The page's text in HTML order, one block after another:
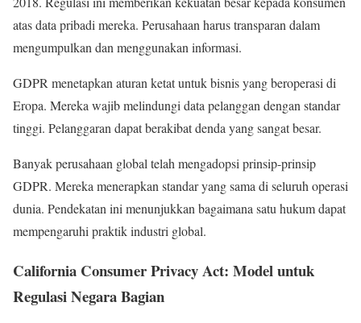
atas data pribadi mereka. Perusahaan harus transparan dalam
mengumpulkan dan menggunakan informasi.
GDPR menetapkan aturan ketat untuk bisnis yang beroperasi di
Eropa. Mereka wajib melindungi data pelanggan dengan standar
tinggi. Pelanggaran dapat berakibat denda yang sangat besar.
Banyak perusahaan global telah mengadopsi prinsip-prinsip
GDPR. Mereka menerapkan standar yang sama di seluruh operasi
dunia. Pendekatan ini menunjukkan bagaimana satu hukum dapat
mempengaruhi praktik industri global.
California Consumer Privacy Act: Model untuk
Regulasi Negara Bagian